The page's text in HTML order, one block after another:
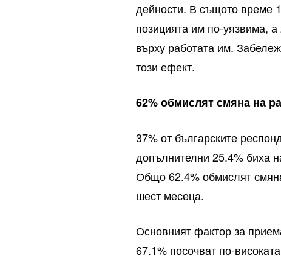
дейности. В същото време
позицията им по-уязвима,
върху работата им.
този ефект.
62% обмислят смяна на
37% от българските
допълнителни 25.4% биха
Общо 62.4% обмислят
шест месеца.
Основният фактор за
67.1% посочват по-